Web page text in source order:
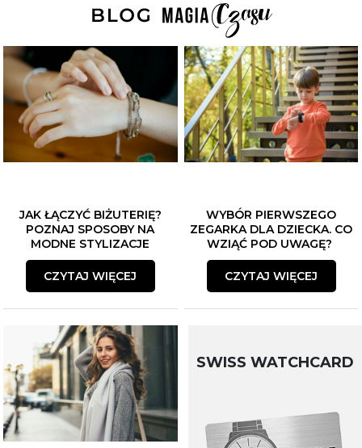
JAK ŁĄCZYĆ BIŻUTERIĘ?
POZNAJ SPOSOBY NA
MODNE STYLIZACJE
CZYTAJ WIĘCEJ
WYBÓR PIERWSZEGO
ZEGARKA DLA DZIECKA. CO
WZIĄĆ POD UWAGĘ?
CZYTAJ WIĘCEJ
SWISS WATCHCARD